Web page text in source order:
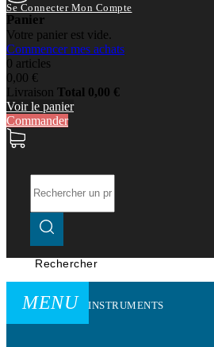
Se Connecter Mon Compte
Panier
Votre panier est vide.
Commencer mes achats
0 articles
0,00 €
Livraison Total 0,00 €
Voir le panier
Commander
Rechercher
MENU INSTRUMENTS